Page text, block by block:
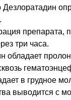
препарата,
три часа.
обладает
в грудное
выводится с